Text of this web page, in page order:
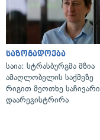
საზოგადოება
საია: სტრასბურგმა მზია
ამაღლობელის საქმეზე
რიგით მეოთხე საჩივარი
დაარეგისტრირა